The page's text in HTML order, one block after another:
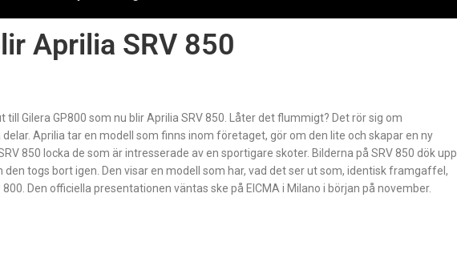
Aprilia SRV 850
Gilera GP800 som nu blir Aprilia SRV 850. Låter det flummigt? Det rör sig om
Aprilia tar en modell som finns inom företaget, gör om den lite och skapar en ny
850 locka de som är intresserade av en sportigare skoter. Bilderna på SRV 850 dök upp
togs bort igen. Den visar en modell som har, vad det ser ut som, identisk framgaffel,
Den officiella presentationen väntas ske på EICMA i Milano i början på november.